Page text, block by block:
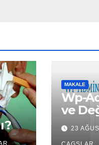
MAKALE
Wp-
ve
23